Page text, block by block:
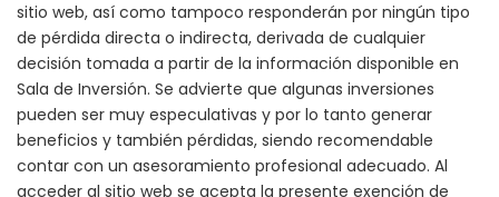
sitio web, así como tampoco responderán por ningún tipo
de pérdida directa o indirecta, derivada de cualquier
decisión tomada a partir de la información disponible en
Sala de Inversión. Se advierte que algunas inversiones
pueden ser muy especulativas y por lo tanto generar
beneficios y también pérdidas, siendo recomendable
contar con un asesoramiento profesional adecuado. Al
acceder al sitio web se acepta la presente exención de